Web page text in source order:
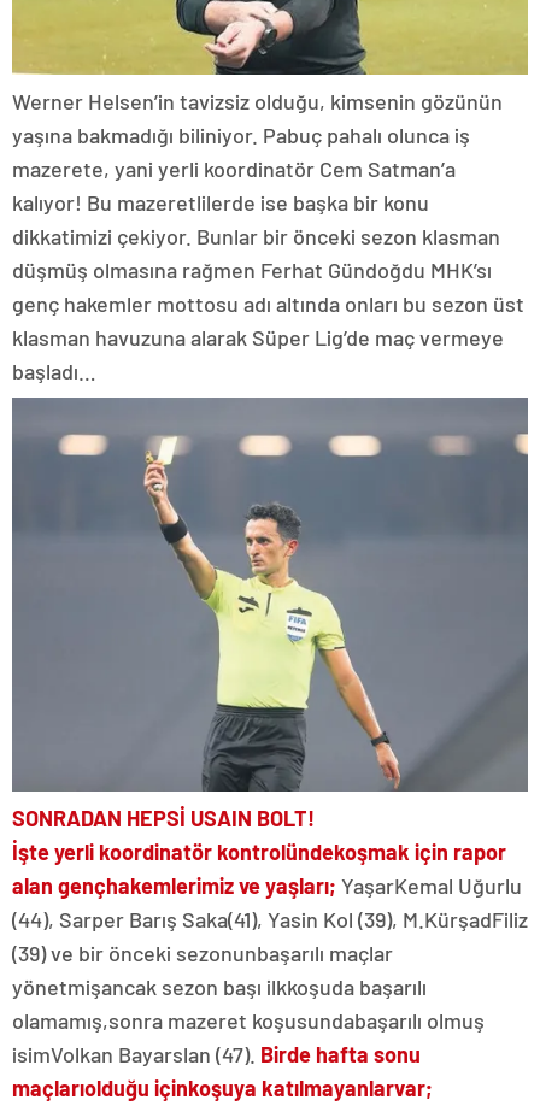
Werner Helsen’in tavizsiz olduğu, kimsenin gözünün
yaşına bakmadığı biliniyor. Pabuç pahalı olunca iş
mazerete, yani yerli koordinatör Cem Satman’a
kalıyor! Bu mazeretlilerde ise başka bir konu
dikkatimizi çekiyor. Bunlar bir önceki sezon klasman
düşmüş olmasına rağmen Ferhat Gündoğdu MHK’sı
genç hakemler mottosu adı altında onları bu sezon üst
klasman havuzuna alarak Süper Lig’de maç vermeye
başladı…
SONRADAN HEPSİ USAIN BOLT!
İşte yerli koordinatör kontrolündekoşmak için rapor
alan gençhakemlerimiz ve yaşları; YaşarKemal Uğurlu
(44), Sarper Barış Saka(41), Yasin Kol (39), M.KürşadFiliz
(39) ve bir önceki sezonunbaşarılı maçlar
yönetmişancak sezon başı ilkkoşuda başarılı
olamamış,sonra mazeret koşusundabaşarılı olmuş
isimVolkan Bayarslan (47). Birde hafta sonu
maçlarıolduğu içinkoşuya katılmayanlarvar;